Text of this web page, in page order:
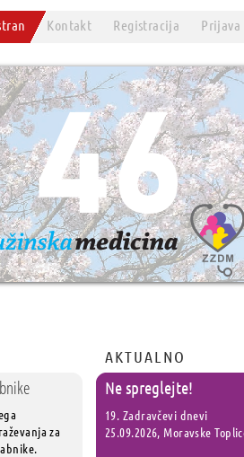
Kontakt Registracija Prijava
za
AKTUALNO
Ne spreglejte!
19. Zadravčevi dnevi
25.09.2026, Moravske